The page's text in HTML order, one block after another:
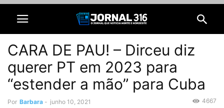
CARA DE PAU! – Dirceu diz
querer PT em 2023 para
“estender a mão” para Cuba
Por Barbara - junho 10, 2021 4667